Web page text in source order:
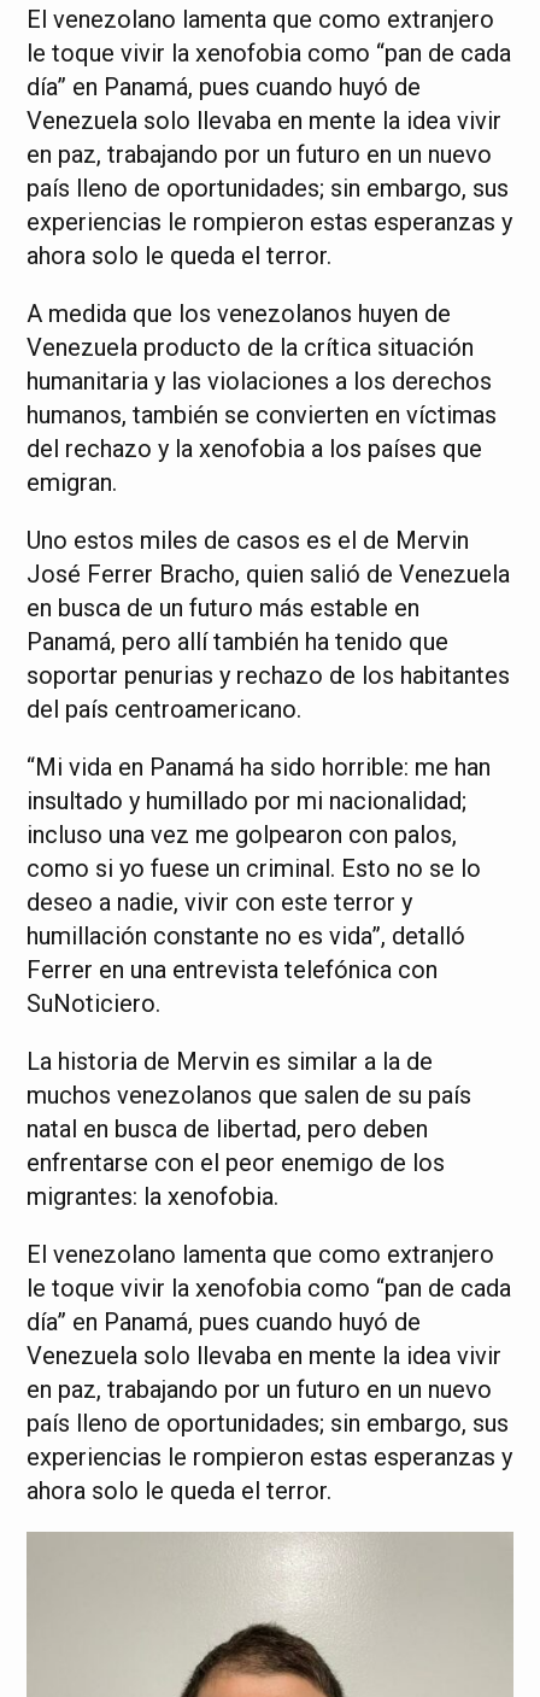
El venezolano lamenta que como extranjero
le toque vivir la xenofobia como “pan de cada
día” en Panamá, pues cuando huyó de
Venezuela solo llevaba en mente la idea vivir
en paz, trabajando por un futuro en un nuevo
país lleno de oportunidades; sin embargo, sus
experiencias le rompieron estas esperanzas y
ahora solo le queda el terror.
A medida que los venezolanos huyen de
Venezuela producto de la crítica situación
humanitaria y las violaciones a los derechos
humanos, también se convierten en víctimas
del rechazo y la xenofobia a los países que
emigran.
Uno estos miles de casos es el de Mervin
José Ferrer Bracho, quien salió de Venezuela
en busca de un futuro más estable en
Panamá, pero allí también ha tenido que
soportar penurias y rechazo de los habitantes
del país centroamericano.
“Mi vida en Panamá ha sido horrible: me han
insultado y humillado por mi nacionalidad;
incluso una vez me golpearon con palos,
como si yo fuese un criminal. Esto no se lo
deseo a nadie, vivir con este terror y
humillación constante no es vida”, detalló
Ferrer en una entrevista telefónica con
SuNoticiero.
La historia de Mervin es similar a la de
muchos venezolanos que salen de su país
natal en busca de libertad, pero deben
enfrentarse con el peor enemigo de los
migrantes: la xenofobia.
El venezolano lamenta que como extranjero
le toque vivir la xenofobia como “pan de cada
día” en Panamá, pues cuando huyó de
Venezuela solo llevaba en mente la idea vivir
en paz, trabajando por un futuro en un nuevo
país lleno de oportunidades; sin embargo, sus
experiencias le rompieron estas esperanzas y
ahora solo le queda el terror.